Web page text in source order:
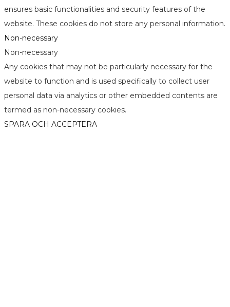
ensures basic functionalities and security features of the
website. These cookies do not store any personal information.
Non-necessary
Non-necessary
Any cookies that may not be particularly necessary for the
website to function and is used specifically to collect user
personal data via analytics or other embedded contents are
termed as non-necessary cookies.
SPARA OCH ACCEPTERA